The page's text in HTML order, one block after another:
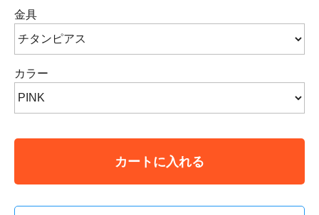
金具
カラー
カートに入れる